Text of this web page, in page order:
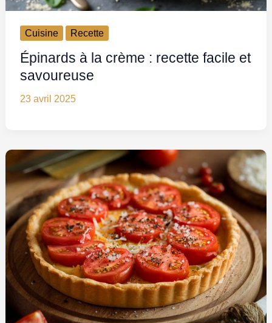
Cuisine Recette
Épinards à la crème : recette facile et
savoureuse
23 avril 2025